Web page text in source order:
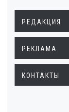
РЕДАКЦИЯ
РЕКЛАМА
КОНТАКТЫ